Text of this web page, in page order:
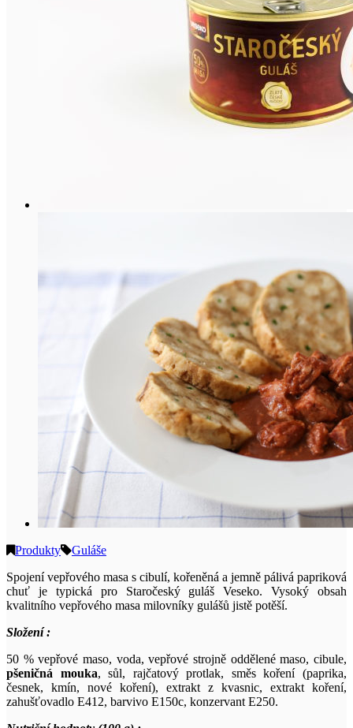
Produkty
Guláše
Spojení vepřového masa s cibulí, kořeněná a jemně pálivá papriková
chuť je typická pro Staročeský guláš Veseko. Vysoký obsah
kvalitního vepřového masa milovníky gulášů jistě potěší.
Složení :
50 % vepřové maso, voda, vepřové strojně oddělené maso, cibule,
pšeničná mouka, sůl, rajčatový protlak, směs koření (paprika,
česnek, kmín, nové koření), extrakt z kvasnic, extrakt koření,
zahušťovadlo E412, barvivo E150c, konzervant E250.